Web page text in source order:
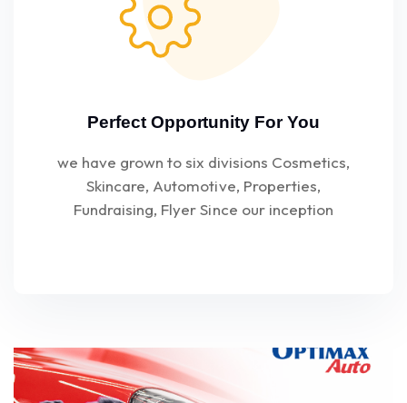
Perfect Opportunity For You
we have grown to six divisions Cosmetics,
Skincare, Automotive, Properties,
Fundraising, Flyer Since our inception